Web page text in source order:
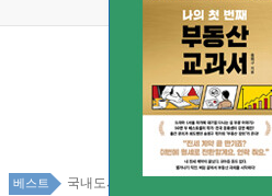
베스트 국내도서 top20 5주